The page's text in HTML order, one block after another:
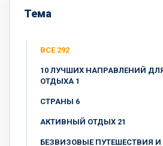
Тема
ВСЕ 292
10 ЛУЧШИХ НАПРАВЛЕНИЙ
ОТДЫХА 1
CТРАНЫ 6
АКТИВНЫЙ ОТДЫХ 21
БЕЗВИЗОВЫЕ ПУТЕШЕСТВИЯ